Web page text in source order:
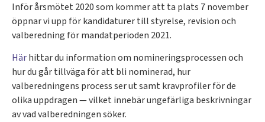
Inför årsmötet 2020 som kommer att ta plats 7 november
öppnar vi upp för kandidaturer till styrelse, revision och
valberedning för mandatperioden 2021.
Härhittar du information om nomineringsprocessen och
hur du går tillväga för att bli nominerad, hur
valberedningens process ser ut samt kravprofiler för de
olika uppdragen — vilket innebär ungefärliga beskrivningar
av vad valberedningen söker.